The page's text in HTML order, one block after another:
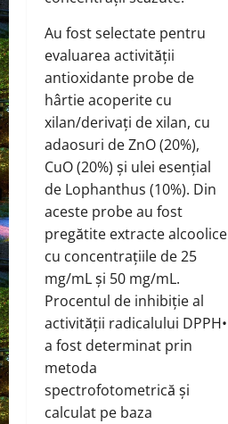
Au fost selectate pentru
evaluarea activității
antioxidante probe de
hârtie acoperite cu
xilan/derivați de xilan, cu
adaosuri de ZnO (20%),
CuO (20%) și ulei esențial
de Lophanthus (10%). Din
aceste probe au fost
pregătite extracte alcoolice
cu concentrațiile de 25
mg/mL și 50 mg/mL.
Procentul de inhibiție al
activității radicalului DPPH•
a fost determinat prin
metoda
spectrofotometrică și
calculat pe baza